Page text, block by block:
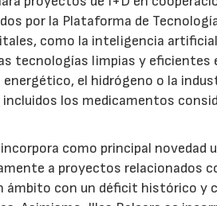
por la Plataforma de
como la inteligencia
tecnologías limpias y eficientes
el hidrógeno o la
los medicamentos
como principal novedad
a proyectos relacionados
ámbito con un déficit histórico y